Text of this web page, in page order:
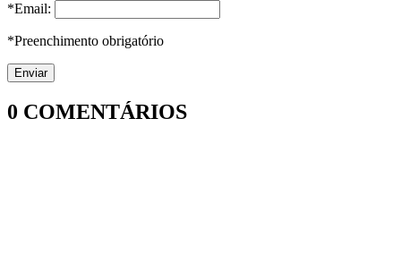
*Email:
*Preenchimento obrigatório
0 COMENTÁRIOS